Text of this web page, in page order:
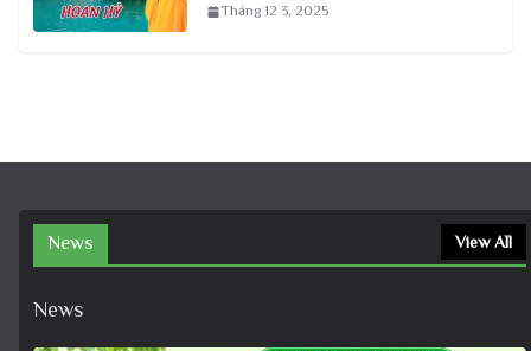
Tháng 12 3, 2025
News View All
News